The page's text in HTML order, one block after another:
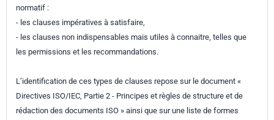
normatif :
- les clauses impératives à satisfaire,
- les clauses non indispensables mais utiles à connaitre, telles que
les permissions et les recommandations.
L’identification de ces types de clauses repose sur le document «
Directives ISO/IEC, Partie 2 - Principes et règles de structure et de
rédaction des documents ISO » ainsi que sur une liste de formes